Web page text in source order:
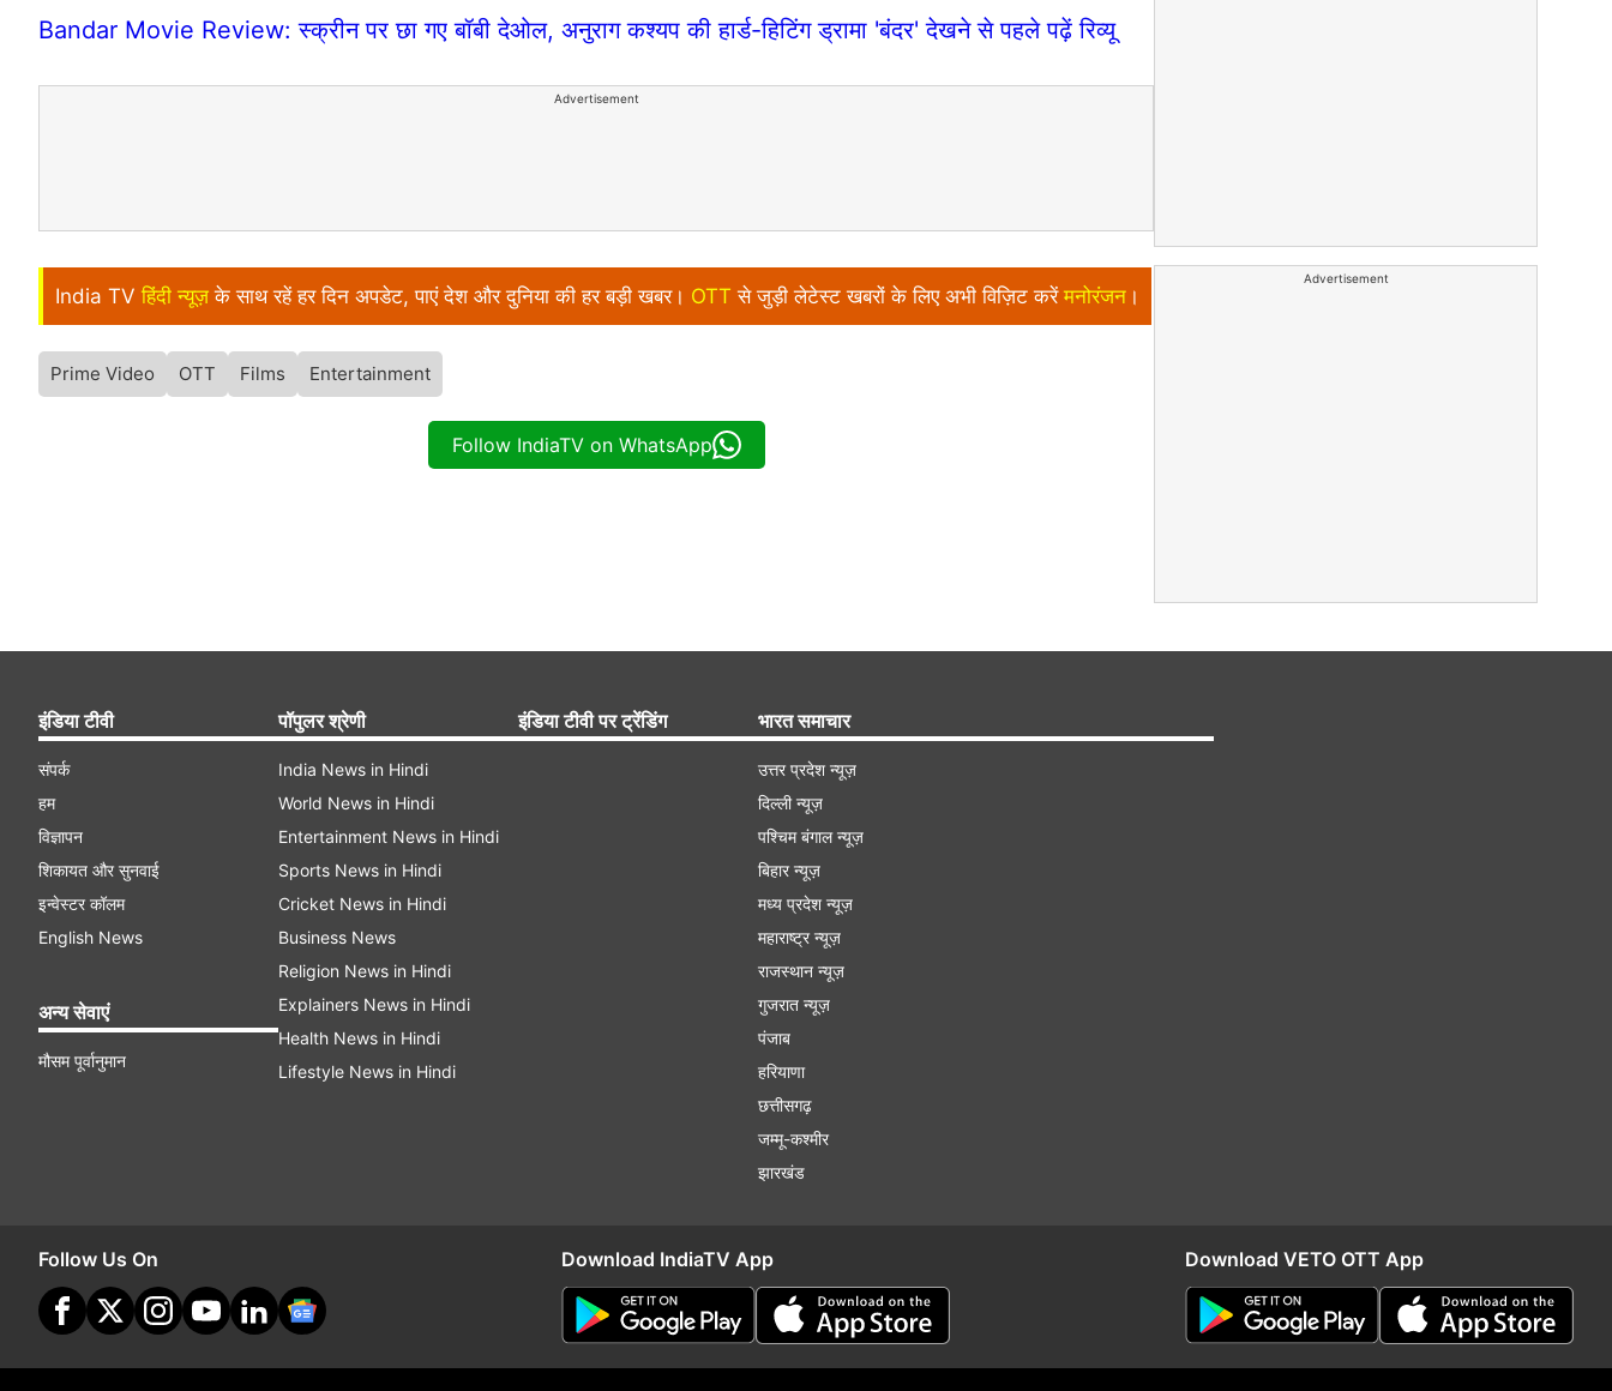
Bandar Movie Review: स्क्रीन पर छा गए बॉबी देओल, अनुराग कश्यप की हार्ड-हिटिंग ड्रामा 'बंदर' देखने से पहले पढ़ें रिव्यू
Advertisement
India TV हिंदी न्यूज़ के साथ रहें हर दिन अपडेट, पाएं देश और दुनिया की हर बड़ी खबर। OTT से जुड़ी लेटेस्ट खबरों के लिए अभी विज़िट करें मनोरंजन ।
Prime Video OTT Films Entertainment
Follow IndiaTV on WhatsApp
Advertisement
इंडिया टीवी
संपर्क
हम
विज्ञापन
शिकायत और सुनवाई
इन्वेस्टर कॉलम
English News
अन्य सेवाएं
मौसम पूर्वानुमान
पॉपुलर श्रेणी
India News in Hindi
World News in Hindi
Entertainment News in Hindi
Sports News in Hindi
Cricket News in Hindi
Business News
Religion News in Hindi
Explainers News in Hindi
Health News in Hindi
Lifestyle News in Hindi
इंडिया टीवी पर ट्रेंडिंग भारत समाचार
उत्तर प्रदेश न्यूज़
दिल्ली न्यूज़
पश्चिम बंगाल न्यूज़
बिहार न्यूज़
मध्य प्रदेश न्यूज़
महाराष्ट्र न्यूज़
राजस्थान न्यूज़
गुजरात न्यूज़
पंजाब
हरियाणा
छत्तीसगढ़
जम्मू-कश्मीर
झारखंड
Follow Us On Download IndiaTV App Download VETO OTT App